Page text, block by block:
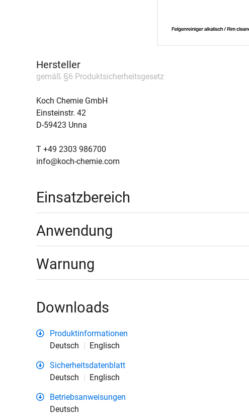
Hersteller
gemäß §6 Produktsicherheitsgesetz
Koch Chemie GmbH
Einsteinstr. 42
D-59423 Unna
T +49 2303 986700
info@koch-chemie.com
Einsatzbereich
Anwendung
Warnung
Downloads
Produktinformationen
Deutsch
Englisch
Sicherheitsdatenblatt
Deutsch
Englisch
Betriebsanweisungen
Deutsch